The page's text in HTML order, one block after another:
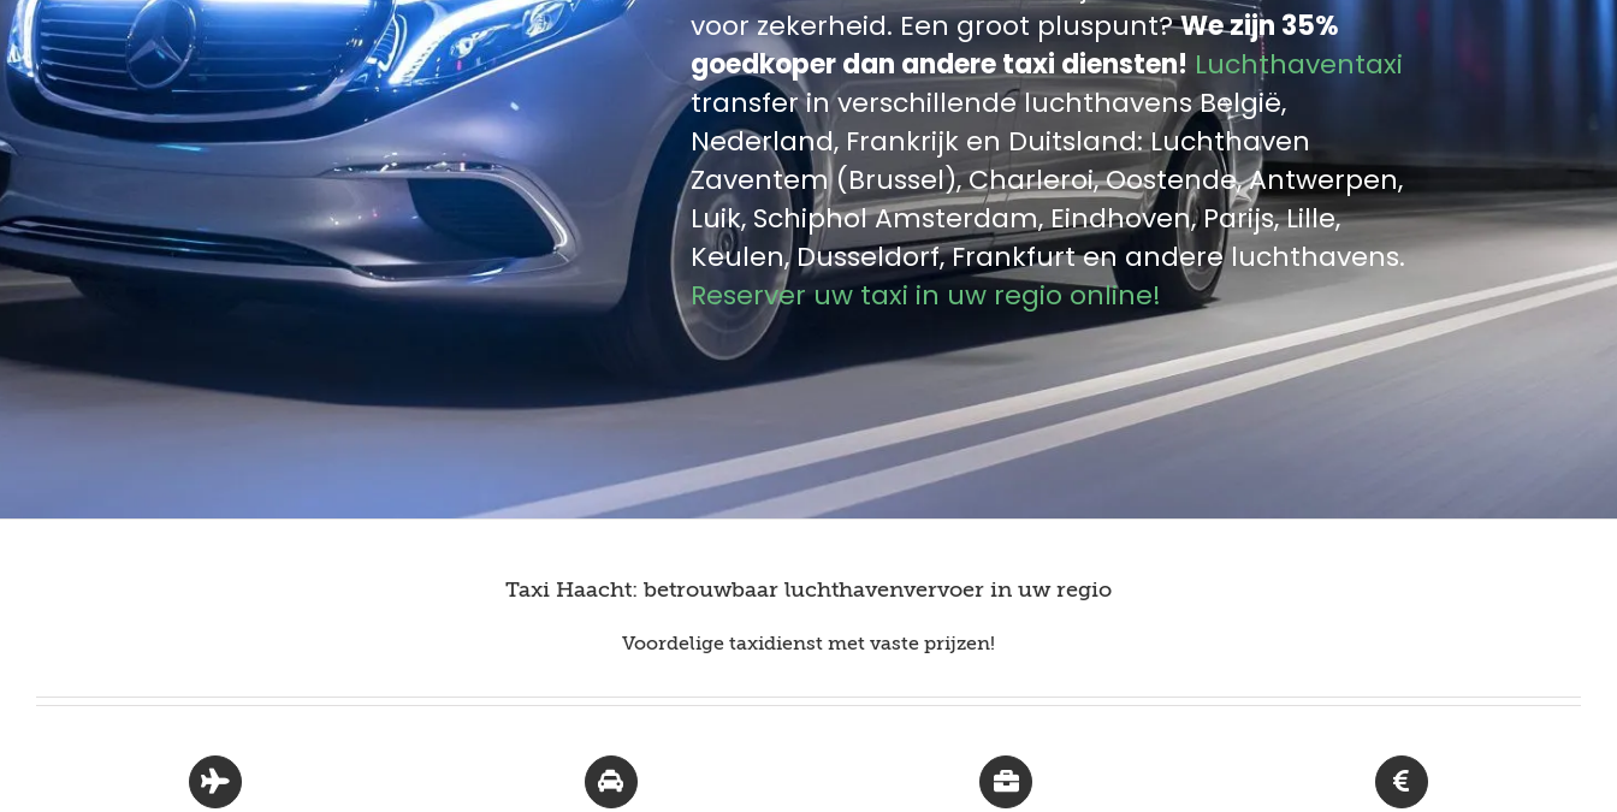
voor zekerheid. Een groot pluspunt?We zijn 35%
goedkoper dan andere taxi diensten! Luchthaventaxi
transfer in verschillende luchthavens België,
Nederland, Frankrijk en Duitsland: Luchthaven
Zaventem (Brussel), Charleroi, Oostende, Antwerpen,
Luik, Schiphol Amsterdam, Eindhoven, Parijs, Lille,
Keulen, Dusseldorf, Frankfurt en andere luchthavens.
Reserver uw taxi in uw regio online!
Taxi Haacht: betrouwbaar luchthavenvervoer in uw regio
Voordelige taxidienst met vaste prijzen!